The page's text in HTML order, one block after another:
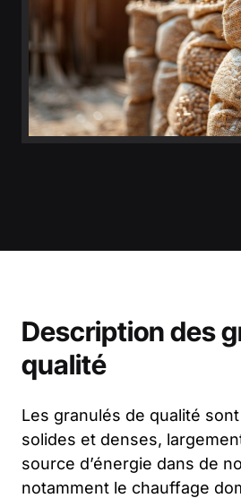
Description des
qualité
Les granulés de qualité
solides et denses,
source d’énergie dans de
notamment le chauffage